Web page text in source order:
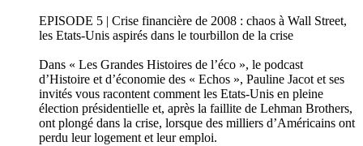
EPISODE 5 | Crise financière de 2008 : chaos à Wall Street,
les Etats-Unis aspirés dans le tourbillon de la crise
Dans « Les Grandes Histoires de l’éco », le podcast
d’Histoire et d’économie des « Echos », Pauline Jacot et ses
invités vous racontent comment les Etats-Unis en pleine
élection présidentielle et, après la faillite de Lehman Brothers,
ont plongé dans la crise, lorsque des milliers d’Américains ont
perdu leur logement et leur emploi.